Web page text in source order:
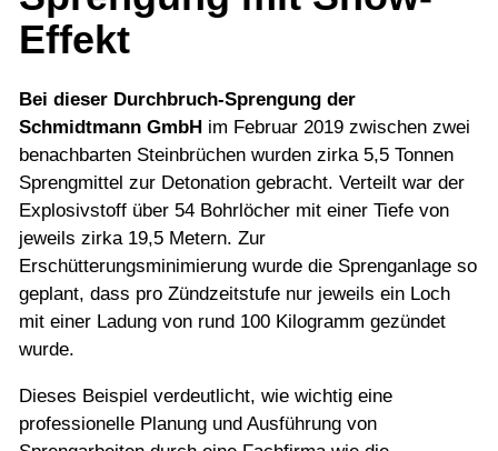
Links
Kontakt
Effekt
Bei dieser Durchbruch-Sprengung der
Schmidtmann GmbH im Februar 2019 zwischen zwei
benachbarten Steinbrüchen wurden zirka 5,5 Tonnen
Sprengmittel zur Detonation gebracht. Verteilt war der
Explosivstoff über 54 Bohrlöcher mit einer Tiefe von
jeweils zirka 19,5 Metern. Zur
Erschütterungsminimierung wurde die Sprenganlage so
geplant, dass pro Zündzeitstufe nur jeweils ein Loch
mit einer Ladung von rund 100 Kilogramm gezündet
wurde.
Dieses Beispiel verdeutlicht, wie wichtig eine
professionelle Planung und Ausführung von